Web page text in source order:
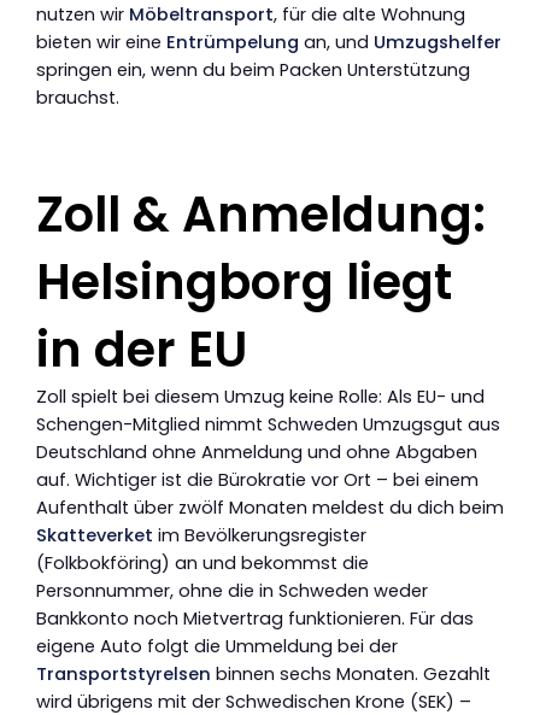
nutzen wir Möbeltransport, für die alte Wohnung
bieten wir eine Entrümpelung an, und Umzugshelfer
springen ein, wenn du beim Packen Unterstützung
brauchst.
Zoll & Anmeldung:
Helsingborg liegt
in der EU
Zoll spielt bei diesem Umzug keine Rolle: Als EU- und
Schengen-Mitglied nimmt Schweden Umzugsgut aus
Deutschland ohne Anmeldung und ohne Abgaben
auf. Wichtiger ist die Bürokratie vor Ort – bei einem
Aufenthalt über zwölf Monaten meldest du dich beim
Skatteverket im Bevölkerungsregister
(Folkbokföring) an und bekommst die
Personnummer, ohne die in Schweden weder
Bankkonto noch Mietvertrag funktionieren. Für das
eigene Auto folgt die Ummeldung bei der
Transportstyrelsen binnen sechs Monaten. Gezahlt
wird übrigens mit der Schwedischen Krone (SEK) –